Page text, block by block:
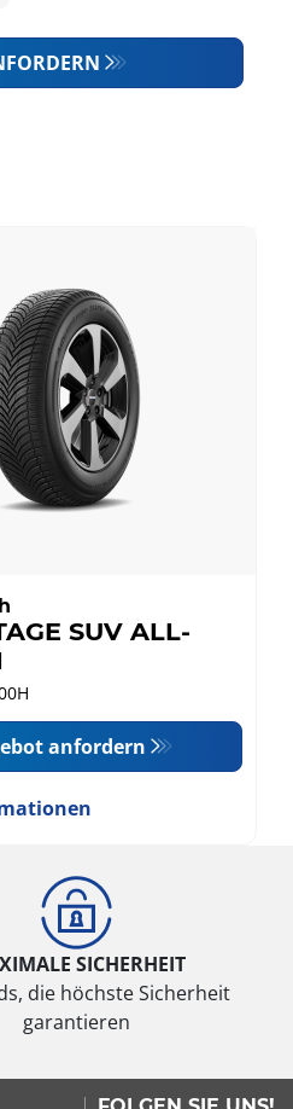
SUV ALL-
anfordern
SICHERHEIT
die höchste Sicherheit
garantieren